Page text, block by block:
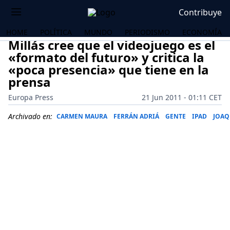
Contribuye
HOME POLÍTICA MUNDO PERIODISMO ECONOMÍA
Millás cree que el videojuego es el
«formato del futuro» y critica la
«poca presencia» que tiene en la
prensa
Europa Press
21 Jun 2011 - 01:11 CET
Archivado en: CARMEN MAURA FERRÁN ADRIÁ GENTE IPAD